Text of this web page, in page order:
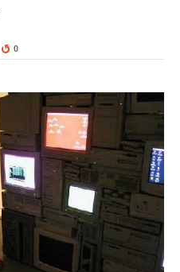
0